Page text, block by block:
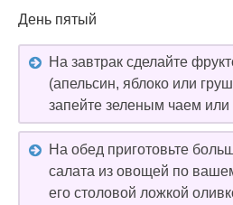
День пятый
На завтрак сделайте
(апельсин, яблоко или
запейте зеленым чаем или
На обед приготовьте
салата из овощей по
его столовой ложкой